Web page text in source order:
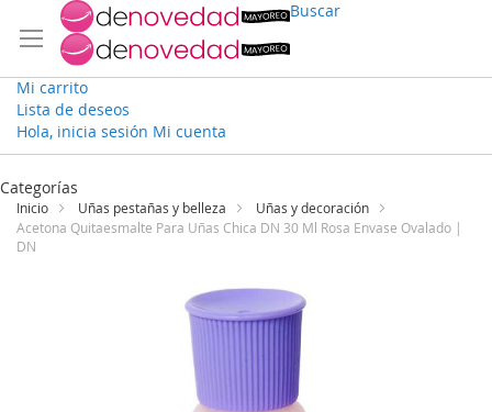
Buscar
Mi carrito
Lista de deseos
Hola, inicia sesión Mi cuenta
Ir
contenido
Categorías
Inicio Uñas pestañas y belleza
Uñas y decoración
Acetona Quitaesmalte Para Uñas Chica DN 30 Ml Rosa Envase Ovalado |
DN